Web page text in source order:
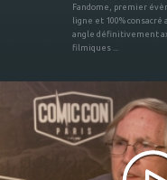
Fandome, premier
ligne et 100% consacré
angle définitivement
filmiques ...